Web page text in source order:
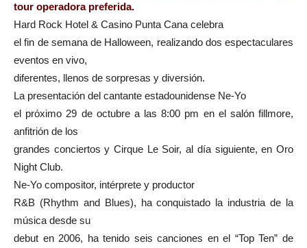
tour operadora preferida.
Hard Rock Hotel & Casino Punta Cana celebra
el fin de semana de Halloween, realizando dos espectaculares
eventos en vivo,
diferentes, llenos de sorpresas y diversión.
La presentación del cantante estadounidense Ne-Yo
el próximo 29 de octubre a las 8:00 pm en el salón fillmore,
anfitrión de los
grandes conciertos y Cirque Le Soir, al día siguiente, en Oro
Night Club.
Ne-Yo compositor, intérprete y productor
R&B (Rhythm and Blues), ha conquistado la industria de la
música desde su
debut en 2006, ha tenido seis canciones en el “Top Ten” de